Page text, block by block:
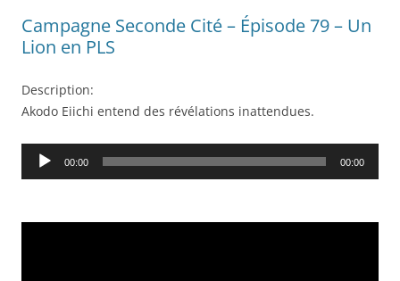
Campagne Seconde Cité – Épisode 79 – Un
Lion en PLS
Description:
Akodo Eiichi entend des révélations inattendues.
Audio
00:00 00:00